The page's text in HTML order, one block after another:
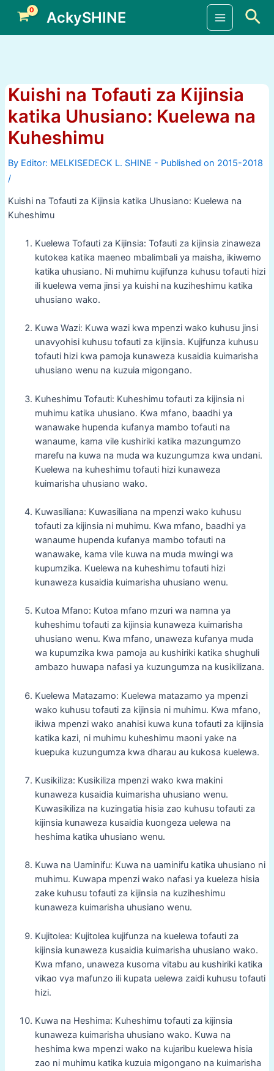
content
AckySHINE
Main
Kuishi na Tofauti za Kijinsia
katika Uhusiano: Kuelewa na
Kuheshimu
By
/
Kuishi na Tofauti za Kijinsia katika Uhusiano: Kuelewa na
Kuheshimu
Kuelewa Tofauti za Kijinsia: Tofauti za kijinsia zinaweza
kutokea katika maeneo mbalimbali ya maisha, ikiwemo
katika uhusiano. Ni muhimu kujifunza kuhusu tofauti hizi
ili kuelewa vema jinsi ya kuishi na kuziheshimu katika
uhusiano wako.
Kuwa Wazi: Kuwa wazi kwa mpenzi wako kuhusu jinsi
unavyohisi kuhusu tofauti za kijinsia. Kujifunza kuhusu
tofauti hizi kwa pamoja kunaweza kusaidia kuimarisha
uhusiano wenu na kuzuia migongano.
Kuheshimu Tofauti: Kuheshimu tofauti za kijinsia ni
muhimu katika uhusiano. Kwa mfano, baadhi ya
wanawake hupenda kufanya mambo tofauti na
wanaume, kama vile kushiriki katika mazungumzo
marefu na kuwa na muda wa kuzungumza kwa undani.
Kuelewa na kuheshimu tofauti hizi kunaweza
kuimarisha uhusiano wako.
Kuwasiliana: Kuwasiliana na mpenzi wako kuhusu
tofauti za kijinsia ni muhimu. Kwa mfano, baadhi ya
wanaume hupenda kufanya mambo tofauti na
wanawake, kama vile kuwa na muda mwingi wa
kupumzika. Kuelewa na kuheshimu tofauti hizi
kunaweza kusaidia kuimarisha uhusiano wenu.
Kutoa Mfano: Kutoa mfano mzuri wa namna ya
kuheshimu tofauti za kijinsia kunaweza kuimarisha
uhusiano wenu. Kwa mfano, unaweza kufanya muda
wa kupumzika kwa pamoja au kushiriki katika shughuli
ambazo huwapa nafasi ya kuzungumza na kusikilizana.
Kuelewa Matazamo: Kuelewa matazamo ya mpenzi
wako kuhusu tofauti za kijinsia ni muhimu. Kwa mfano,
ikiwa mpenzi wako anahisi kuwa kuna tofauti za kijinsia
katika kazi, ni muhimu kuheshimu maoni yake na
kuepuka kuzungumza kwa dharau au kukosa kuelewa.
Kusikiliza: Kusikiliza mpenzi wako kwa makini
kunaweza kusaidia kuimarisha uhusiano wenu.
Kuwasikiliza na kuzingatia hisia zao kuhusu tofauti za
kijinsia kunaweza kusaidia kuongeza uelewa na
heshima katika uhusiano wenu.
Kuwa na Uaminifu: Kuwa na uaminifu katika uhusiano ni
muhimu. Kuwapa mpenzi wako nafasi ya kueleza hisia
zake kuhusu tofauti za kijinsia na kuziheshimu
kunaweza kuimarisha uhusiano wenu.
Kujitolea: Kujitolea kujifunza na kuelewa tofauti za
kijinsia kunaweza kusaidia kuimarisha uhusiano wako.
Kwa mfano, unaweza kusoma vitabu au kushiriki katika
vikao vya mafunzo ili kupata uelewa zaidi kuhusu tofauti
hizi.
Kuwa na Heshima: Kuheshimu tofauti za kijinsia
kunaweza kuimarisha uhusiano wako. Kuwa na
heshima kwa mpenzi wako na kujaribu kuelewa hisia
zao ni muhimu katika kuzuia migongano na kuimarisha